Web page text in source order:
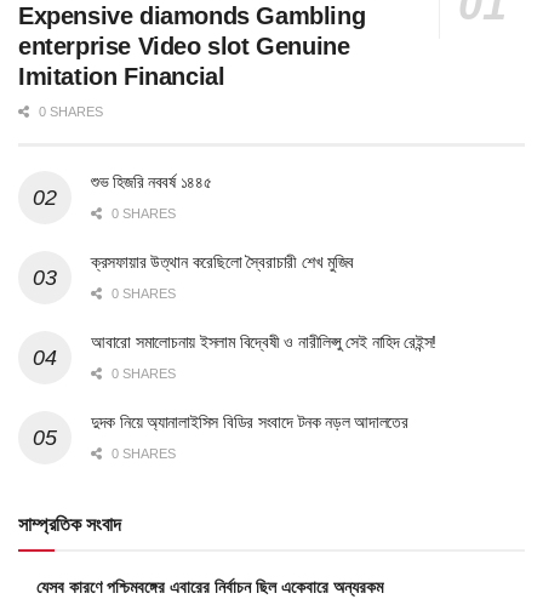
Expensive diamonds Gambling
enterprise Video slot Genuine
Imitation Financial
0 SHARES
শুভ হিজরি নববর্ষ ১৪৪৫
0 SHARES
ক্রসফায়ার উত্থান করেছিলো স্বৈরাচারী শেখ মুজিব
0 SHARES
আবারো সমালোচনায় ইসলাম বিদ্বেষী ও নারীলিপ্সু সেই নাহিদ রেইন্স!
0 SHARES
দুদক নিয়ে অ্যানালাইসিস বিডির সংবাদে টনক নড়ল আদালতের
0 SHARES
সাম্প্রতিক সংবাদ
যেসব কারণে পশ্চিমবঙ্গের এবারের নির্বাচন ছিল একেবারে অন্যরকম